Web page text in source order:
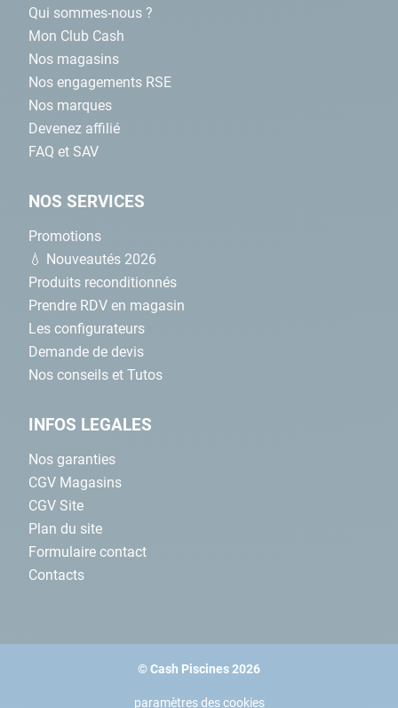
Qui sommes-nous ?
Mon Club Cash
Nos magasins
Nos engagements RSE
Nos marques
Devenez affilié
FAQ et SAV
NOS SERVICES
Promotions
💧 Nouveautés 2026
Produits reconditionnés
Prendre RDV en magasin
Les configurateurs
Demande de devis
Nos conseils et Tutos
INFOS LEGALES
Nos garanties
CGV Magasins
CGV Site
Plan du site
Formulaire contact
Contacts
© Cash Piscines 2026
paramètres des cookies